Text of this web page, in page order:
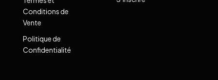
Conditions de
Vente
Politique de
Confidentialité